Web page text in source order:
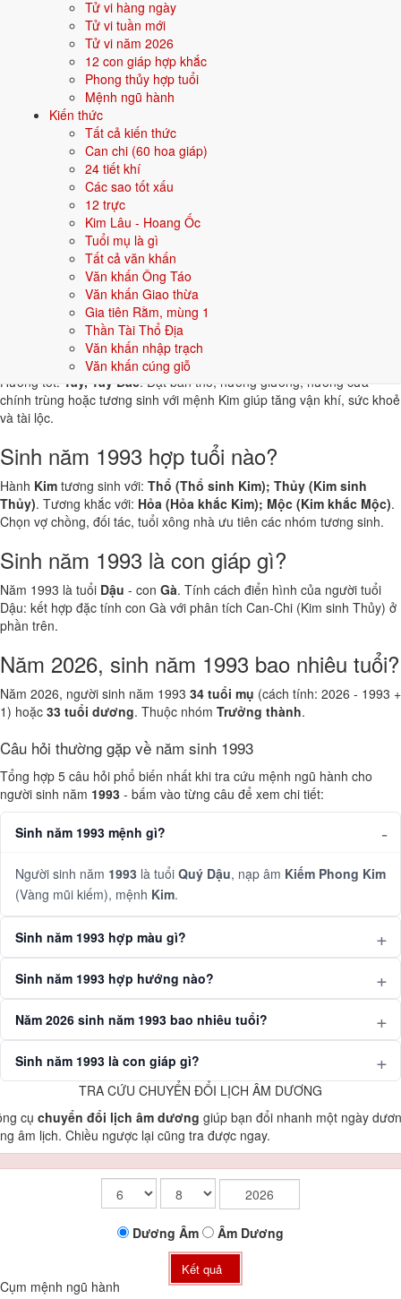
Tử vi hàng ngày
Tử vi tuần mới
Tử vi năm 2026
12 con giáp hợp khắc
Phong thủy hợp tuổi
Mệnh ngũ hành
Kiến thức
Tất cả kiến thức
Can chi (60 hoa giáp)
24 tiết khí
Các sao tốt xấu
12 trực
Kim Lâu - Hoang Ốc
Tuổi mụ là gì
Tất cả văn khấn
Văn khấn Ông Táo
Văn khấn Giao thừa
Gia tiên Rằm, mùng 1
Thần Tài Thổ Địa
Văn khấn nhập trạch
Văn khấn cúng giỗ
thuộc hành tương khắc. Dưới đây là gợi ý cho
👧 Nữ
Gợi ý tên đẹp cho Nam mệnh Kim:
Minh Kiếm Quang Kim
Sinh năm 1993 hợp gì - kỵ gì
Người sinh năm1993mệnhKim
tương sinh, kỵ các yếu tố tương khắc. Cụ thể trên 5 phương diện:
Sinh năm 1993 hợp màu gì?
Người mệnhKimsinh năm 1993 nên ưu tiên các màu thuộc bản mệnh
và màu tương sinh:Trắng, Bạc, Xám, Vàng nhạt
xe, sơn nhà, vật phẩm phong thuỷ.
Sinh năm 1993 hợp hướng nào?
Hướng tốt:Tây, Tây Bắc. Đặt bàn thờ, hướng giường, hướng cửa
chính trùng hoặc tương sinh với mệnh Kim giúp tăng vận khí, sức khoẻ
và tài lộc.
Sinh năm 1993 hợp tuổi nào?
Hành Kim tương sinh với: Thổ (Thổ sinh Kim); Thủy (Kim sinh
Thủy). Tương khắc với: Hỏa (Hỏa khắc Kim); Mộc (Kim khắc Mộc).
Chọn vợ chồng, đối tác, tuổi xông nhà ưu tiên các nhóm tương sinh.
Sinh năm 1993 là con giáp gì?
Năm 1993 là tuổi Dậu - con Gà. Tính cách điển hình của người tuổi
Dậu: kết hợp đặc tính con Gà với phân tích Can-Chi (Kim sinh Thủy) ở
phần trên.
Năm 2026, sinh năm 1993 bao nhiêu tuổi?
Năm 2026, người sinh năm 1993 34 tuổi mụ (cách tính: 2026 - 1993 +
1) hoặc 33 tuổi dương. Thuộc nhóm Trưởng thành.
Câu hỏi thường gặp về năm sinh 1993
Tổng hợp 5 câu hỏi phổ biến nhất khi tra cứu mệnh ngũ hành cho
người sinh năm 1993 - bấm vào từng câu để xem chi tiết:
Sinh năm 1993 mệnh gì?
Người sinh năm 1993 là tuổi Quý Dậu, nạp âm Kiếm Phong Kim
(Vàng mũi kiếm), mệnh Kim.
Sinh năm 1993 hợp màu gì?
Sinh năm 1993 hợp hướng nào?
Năm 2026 sinh năm 1993 bao nhiêu tuổi?
Sinh năm 1993 là con giáp gì?
TRA CỨU CHUYỂN ĐỔI LỊCH ÂM DƯƠNG
cụ chuyển đổi lịch âm dương giúp bạn đổi nhanh một ngày
âm lịch. Chiều ngược lại cũng tra được ngay.
Dương Âm Âm Dương
Kết quả
Cụm mệnh ngũ hành